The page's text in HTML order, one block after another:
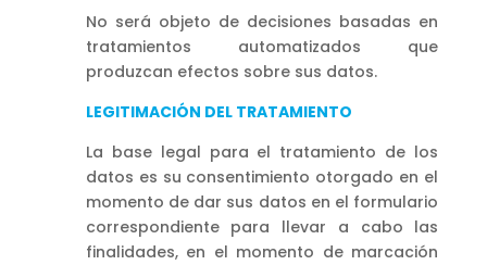
No será objeto de decisiones basadas en
tratamientos automatizados que
produzcan efectos sobre sus datos.
LEGITIMACIÓN DEL TRATAMIENTO
La base legal para el tratamiento de los
datos es su consentimiento otorgado en el
momento de dar sus datos en el formulario
correspondiente para llevar a cabo las
finalidades, en el momento de marcación